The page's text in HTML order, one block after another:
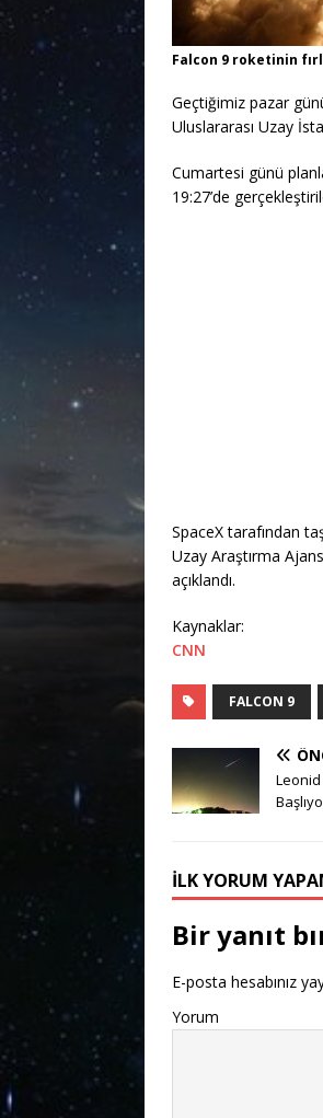
Falcon 9 roketinin
Geçtiğimiz pazar
Uluslararası Uzay
Cumartesi günü
19:27’de
SpaceX tarafından
Uzay Araştırma
açıklandı.
Kaynaklar:
CNN
FALCON 9
İLK YORUM
Bir yanıt
E-posta hesabınız
Yorum